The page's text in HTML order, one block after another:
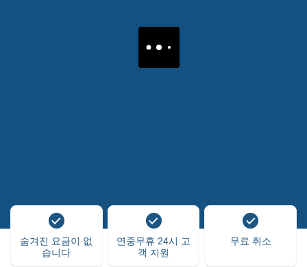
숨겨진 요금이 없
습니다
연중무휴 24시 고
객 지원
무료 취소